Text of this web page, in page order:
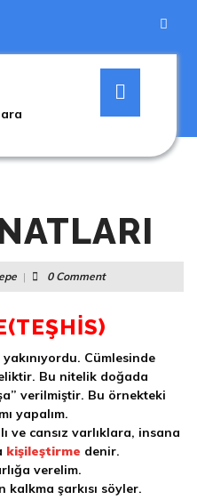
Haluk
Yeşiltepe
| 0 Comment
Cümlesinde
Bu nitelik doğada
verilmiştir. Bu örnekteki
yapalım.
ve cansız varlıklara, insana
kişileştirme denir.
verelim.
şarkısı söyler.